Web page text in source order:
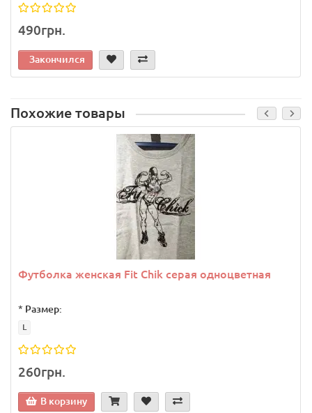
490грн.
Закончился
Похожие товары
Футболка женская Fit Chik серая одноцветная
* Размер:
L
260грн.
В корзину